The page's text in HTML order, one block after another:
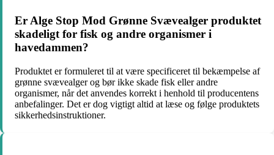
Er Alge Stop Mod Grønne Svævealger produktet
skadeligt for fisk og andre organismer i
havedammen?
Produktet er formuleret til at være specificeret til bekæmpelse af
grønne svævealger og bør ikke skade fisk eller andre
organismer, når det anvendes korrekt i henhold til producentens
anbefalinger. Det er dog vigtigt altid at læse og følge produktets
sikkerhedsinstruktioner.